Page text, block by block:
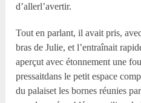
d’allerl’avertir.
Tout en parlant, il avait pris,
bras de Julie, et l’entraînait
aperçut avec étonnement une
pressaitdans le petit espace
du palaiset les bornes réunies